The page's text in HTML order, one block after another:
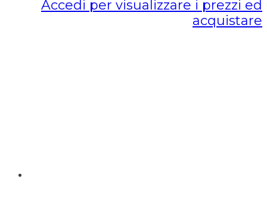
Accedi per visualizzare i prezzi ed
acquistare